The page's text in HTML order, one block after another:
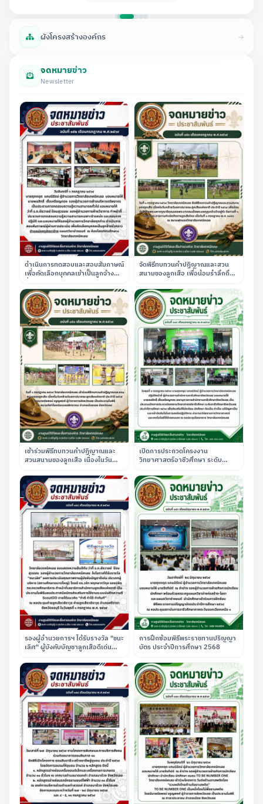
ผังโครงสร้างองค์กร
จดหมายข่าว
Newsletter
ดำเนินการทดสอบและสอบสัมภาษณ์
เพื่อคัดเลือกบุคคลเข้าเป็นลูกจ้าง
วิชาช่างยนต์
จัดพิธีทบทวนคำปฏิญาณและสวน
สนามของลูกเสือ เพื่อน้อมรำลึกถึง
เสือไทย ณ สนามฟุตบอลของสถาบัน
เข้าร่วมพิธีทบทวนคำปฏิญาณและ
สวนสนามของลูกเสือ เนื่องในวัน
ชาติ ณ โรงเรียนเลยพิทยาคม
เปิดการประกวดโครงงาน
วิทยาศาสตร์อาชีวศึกษา ระดับ
ศึกษา 2569
รองผู้อำนวยการฯ ได้รับรางวัล "ชนะ
เลิศ" ผู้บังคับบัญชาลูกเสือดีเด่น
ใหญ่) ณ ค่ายลูกเสือวชิราวุธ
การฝึกซ้อมพิธีพระราชทานปริญญา
บัตร ประจำปีการศึกษา 2568